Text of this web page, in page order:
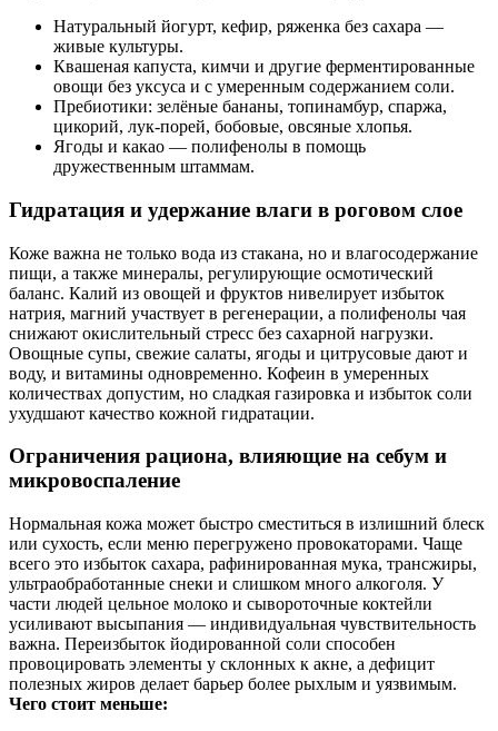
Натуральный йогурт, кефир, ряженка без сахара —
живые культуры.
Квашеная капуста, кимчи и другие ферментированные
овощи без уксуса и с умеренным содержанием соли.
Пребиотики: зелёные бананы, топинамбур, спаржа,
цикорий, лук-порей, бобовые, овсяные хлопья.
Ягоды и какао — полифенолы в помощь
дружественным штаммам.
Гидратация и удержание влаги в роговом слое
Коже важна не только вода из стакана, но и влагосодержание
пищи, а также минералы, регулирующие осмотический
баланс. Калий из овощей и фруктов нивелирует избыток
натрия, магний участвует в регенерации, а полифенолы чая
снижают окислительный стресс без сахарной нагрузки.
Овощные супы, свежие салаты, ягоды и цитрусовые дают и
воду, и витамины одновременно. Кофеин в умеренных
количествах допустим, но сладкая газировка и избыток соли
ухудшают качество кожной гидратации.
Ограничения рациона, влияющие на себум и
микровоспаление
Нормальная кожа может быстро сместиться в излишний блеск
или сухость, если меню перегружено провокаторами. Чаще
всего это избыток сахара, рафинированная мука, трансжиры,
ультраобработанные снеки и слишком много алкоголя. У
части людей цельное молоко и сывороточные коктейли
усиливают высыпания — индивидуальная чувствительность
важна. Переизбыток йодированной соли способен
провоцировать элементы у склонных к акне, а дефицит
полезных жиров делает барьер более рыхлым и уязвимым.
Чего стоит меньше: